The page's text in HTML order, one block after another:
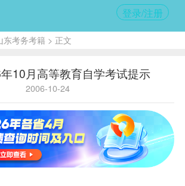
登录/注册
东考务考籍 > 正文
10月高等教育自学考试提示
2006-10-24